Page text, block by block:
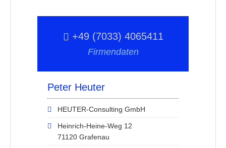
+49 (7033) 4065411
Firmendaten
Peter Heuter
HEUTER-Consulting GmbH
Heinrich-Heine-Weg 12
71120 Grafenau